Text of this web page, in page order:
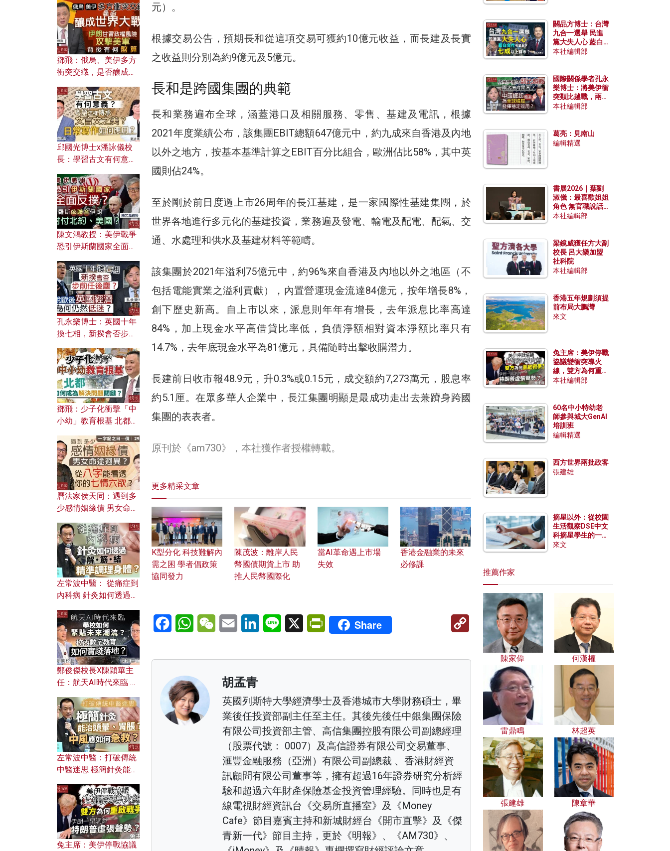
元）。
根據交易公告，預期長和從這項交易可獲約10億元收益，而長建及長實
之收益則分別為約9億元及5億元。
長和是跨國集團的典範
長和業務遍布全球，涵蓋港口及相關服務、零售、基建及電訊，根據
2021年度業績公布，該集團EBIT總額647億元中，約九成來自香港及內地
以外之地方，按基本基準計算之EBIT百分比組合，歐洲佔比58%，其中英
國則佔24%。
至於剛於前日度過上市26周年的長江基建，是一家國際性基建集團，於
世界各地進行多元化的基建投資，業務遍及發電、輸電及配電、配氣、交
通、水處理和供水及基建材料等範疇。
該集團於2021年溢利75億元中，約96%來自香港及內地以外之地區（不
包括電能實業之溢利貢獻），內置營運現金流達84億元，按年增長8%，
創下歷史新高。自上市以來，派息則年年有增長，去年派息比率高達
84%，加上現金水平高借貸比率低，負債淨額相對資本淨額比率只有
14.7%，去年底現金水平為81億元，具備隨時出擊收購潛力。
長建前日收市報48.9元，升0.3%或0.15元，成交額約7,273萬元，股息率
約5.1厘。在眾多華人企業中，長江集團明顯是最成功走出去兼躋身跨國
集團的表表者。
原刊於 《am730》 ，本社獲作者授權轉載。
更多精采文章
K型分化 科技難解內
需之困 學者倡政策
協同發力
陳茂波：離岸人民
幣國債期貨上市 助
推人民幣國際化
當AI革命遇上市場
失效
香港金融業的未來
必修課
FacebookWhatsAppWeChatEmail LinkedInLine X PrintFriendly
Share
Copy
Link
胡孟青
英國列斯特大學經濟學士及香港城市大學財務碩士，畢
業後任投資部副主任至主任。其後先後任中銀集團保險
有限公司投資部主管、高信集團控股有限公司副總經理
（股票代號： 0007）及高信證券有限公司交易董事、
滙豐金融服務（亞洲）有限公司副總裁 、香港財經資
訊顧問有限公司董事等，擁有超過16年證券研究分析經
驗和超過六年財產保險基金投資管理經驗。同時也是有
線電視財經資訊台《交易所直播室》及《Money
Cafe》節目嘉賓主持和新城財經台《開市直擊》及《傑
青新一代》節目主持，更於《明報》、《AM730》、
鄧飛：俄烏、美伊多方
衝突交織，是否釀成世
風險攻擊美軍，背後有
何盤算？
邱國光博士x潘詠儀校
長：學習古文有何意
文之美？ 日常寫作如何
應用？
陳文鴻教授：美伊戰爭
恐引伊斯蘭國家全面反
對付北約美國？
孔永樂博士：英國十年
換七相，新揆會否步前
濟為何仍然低迷？
鄧飛：少子化衝擊「中
小幼」教育根基 北都如
曆法家侯天同：遇到多
少感情姻緣債 男女命途
的七情六欲？
左常波中醫： 從痛症到
內科病 針灸如何透過解
鄭俊傑校長X陳穎華主
任：航天AI時代來臨 學
校內數字教育如何實踐
落地？
左常波中醫：打破傳統
中醫迷思 極簡針灸能治
何急救？
兔主席：美伊停戰協議
關品方博士：台灣
九合一選舉 民進
黨大失人心 藍白
合作有望拿下七成
本社編輯部
國際關係學者孔永
樂博士：將美伊衝
突類比越戰，兩者
有何異同？中國崛
本社編輯部
葛亮：見南山
編輯精選
書展2026｜葉劉
淑儀：最喜歡姐姐
角色 無官職說話
包袱少
本社編輯部
梁鏡威獲任方大副
校長 呂大樂加盟
社科院
本社編輯部
香港五年規劃須提
前布局大鵬灣
來文
兔主席：美伊停戰
協議變衝突導火
線，雙方為何重啟
戰爭？伊朗一早洞
本社編輯部
60名中小特幼老
師參與城大GenAI
培訓班
編輯精選
西方世界兩批政客
張建雄
摘星以外：從校園
生活觀察DSE中文
科摘星學生的一點
特質
來文
推薦作家
陳家偉 何漢權
雷鼎鳴 林超英
張建雄 陳章華